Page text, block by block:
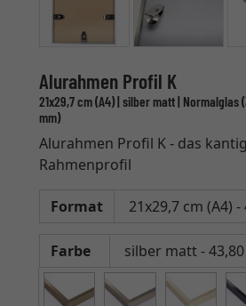
Alurahmen Profil K
21x29,7 cm (A4) | silber matt | Normalglas
mm)
Alurahmen Profil K - das
Rahmenprofil
Format
Farbe